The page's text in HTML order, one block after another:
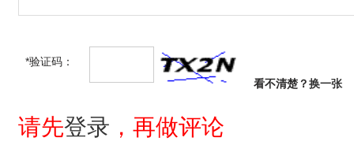
*验证码：
看不清楚？换一张
请先登录 ，再做评论